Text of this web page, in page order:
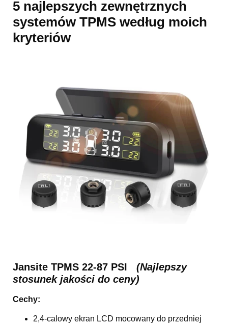
5 najlepszych zewnętrznych
systemów TPMS według moich
kryteriów
Jansite TPMS 22-87 PSI (Najlepszy
stosunek jakości do ceny)
Cechy:
2,4-calowy ekran LCD mocowany do przedniej